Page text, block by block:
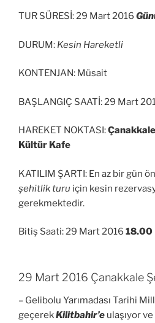
TUR SÜRESİ: 29 Mart 2016
DURUM: Kesin Hareketli
KONTENJAN: Müsait
BAŞLANGIÇ SAATİ: 29 Mart
HAREKET NOKTASI:
Kültür Kafe
KATILIM ŞARTI: En az bir gün
şehitlik turu için kesin
gerekmektedir.
Bitiş Saati: 29 Mart 2016 18.00
29 Mart 2016 Çanakkale
– Gelibolu Yarımadası Tarihi
geçerekKilitbahir’e ulaşıyor ve